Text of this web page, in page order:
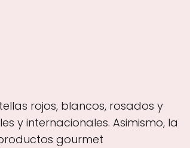
rojos, blancos, rosados y
y internacionales. Asimismo, la
gourmet